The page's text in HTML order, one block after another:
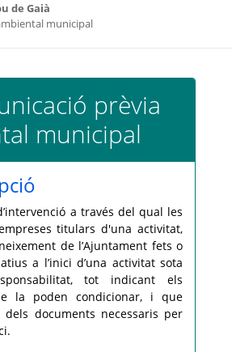
de Gaià
municipal
prèvia
municipal
a través del qual les
titulars d'una activitat,
de l’Ajuntament fets o
a l’inici d’una activitat sota
tot indicant els
la poden condicionar, i que
dels documents necessaris per